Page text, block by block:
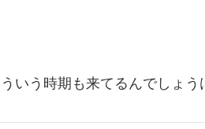
いう時期も来てるんでしょう